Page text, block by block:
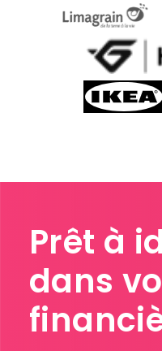
Prêt à
dans